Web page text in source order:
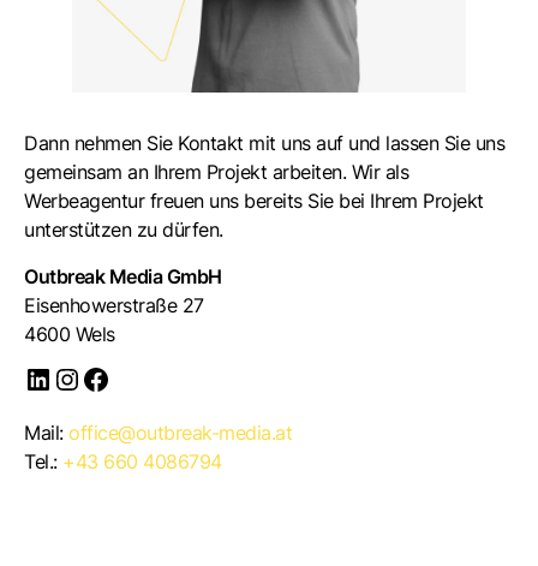
Dann nehmen Sie Kontakt mit uns auf und lassen Sie uns
gemeinsam an Ihrem Projekt arbeiten. Wir als
Werbeagentur freuen uns bereits Sie bei Ihrem Projekt
unterstützen zu dürfen.
Outbreak Media GmbH
Eisenhowerstraße 27
4600 Wels
Mail: office@outbreak-media.at
Tel.: +43 660 4086794